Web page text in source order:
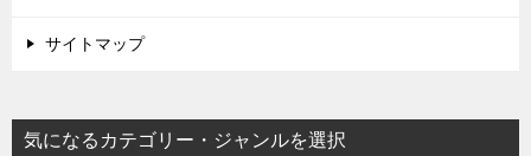
サイトマップ
気になるカテゴリー・ジャンルを選択